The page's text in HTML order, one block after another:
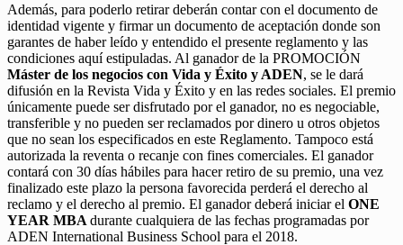
Además, para poderlo retirar deberán contar con el documento de
identidad vigente y firmar un documento de aceptación donde son
garantes de haber leído y entendido el presente reglamento y las
condiciones aquí estipuladas. Al ganador de la PROMOCIÓN
Máster de los negocios con Vida y Éxito y ADEN, se le dará
difusión en la Revista Vida y Éxito y en las redes sociales. El premio
únicamente puede ser disfrutado por el ganador, no es negociable,
transferible y no pueden ser reclamados por dinero u otros objetos
que no sean los especificados en este Reglamento. Tampoco está
autorizada la reventa o recanje con fines comerciales. El ganador
contará con 30 días hábiles para hacer retiro de su premio, una vez
finalizado este plazo la persona favorecida perderá el derecho al
reclamo y el derecho al premio. El ganador deberá iniciar el ONE
YEAR MBA durante cualquiera de las fechas programadas por
ADEN International Business School para el 2018.